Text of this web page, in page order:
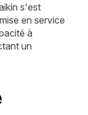
s'est
en service
à
un